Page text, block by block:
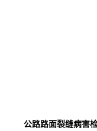
公路路面裂缝病害